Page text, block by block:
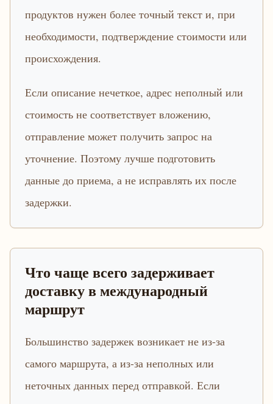
продуктов нужен более точный текст и, при
необходимости, подтверждение стоимости или
происхождения.
Если описание нечеткое, адрес неполный или
стоимость не соответствует вложению,
отправление может получить запрос на
уточнение. Поэтому лучше подготовить
данные до приема, а не исправлять их после
задержки.
Что чаще всего задерживает
доставку в международный
маршрут
Большинство задержек возникает не из-за
самого маршрута, а из-за неполных или
неточных данных перед отправкой. Если